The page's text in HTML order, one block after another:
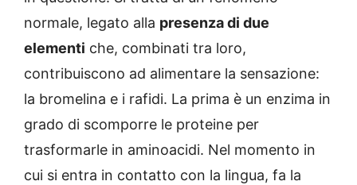
normale, legato alla presenza di due
elementi che, combinati tra loro,
contribuiscono ad alimentare la sensazione:
la bromelina e i rafidi. La prima è un enzima in
grado di scomporre le proteine per
trasformarle in aminoacidi. Nel momento in
cui si entra in contatto con la lingua, fa la